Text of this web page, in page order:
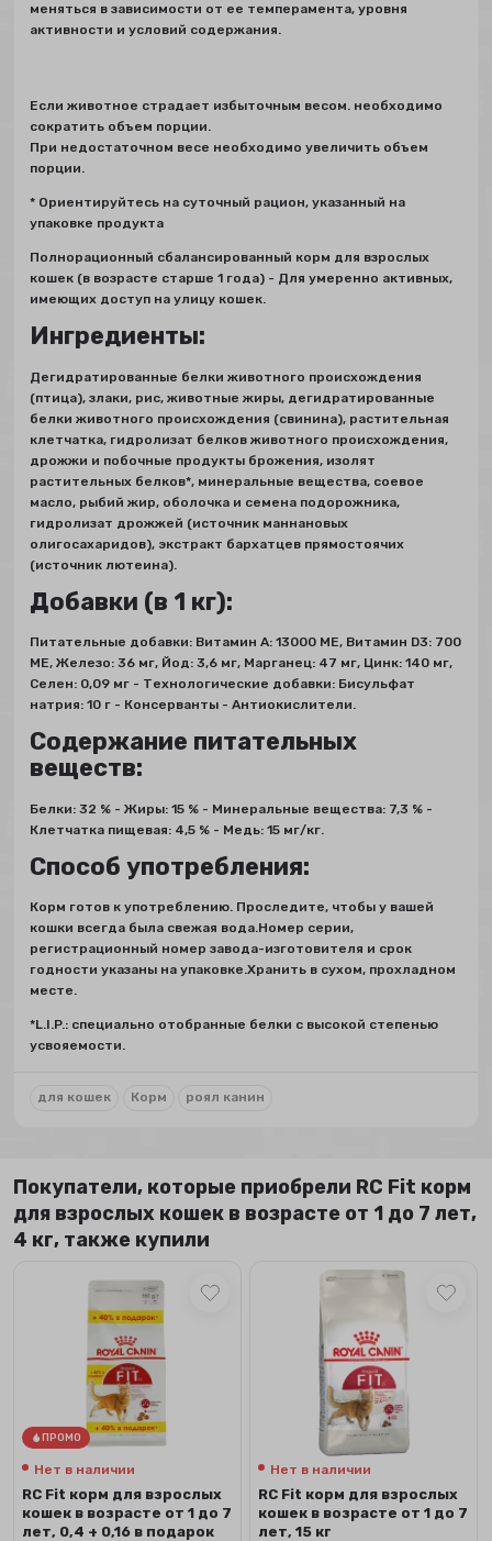
меняться в зависимости от ее темперамента, уровня
активности и условий содержания.
Если животное страдает избыточным весом. необходимо
сократить объем порции.
При недостаточном весе необходимо увеличить объем
порции.
* Ориентируйтесь на суточный рацион, указанный на
упаковке продукта
Полнорационный сбалансированный корм для взрослых
кошек (в возрасте старше 1 года) - Для умеренно активных,
имеющих доступ на улицу кошек.
Ингредиенты:
Дегидратированные белки животного происхождения
(птица), злаки, рис, животные жиры, дегидратированные
белки животного происхождения (свинина), растительная
клетчатка, гидролизат белков животного происхождения,
дрожжи и побочные продукты брожения, изолят
растительных белков*, минеральные вещества, соевое
масло, рыбий жир, оболочка и семена подорожника,
гидролизат дрожжей (источник мaннановых
олигосахаридов), экстракт бархатцев прямостоячих
(источник лютеина).
Добавки (в 1 кг):
Питательные добавки: Витамин A: 13000 ME, Витамин D3: 700
ME, Железо: 36 мг, Йод: 3,6 мг, Марганец: 47 мг, Цинк: 140 мг,
Ceлeн: 0,09 мг - Технологические добавки: Бисульфат
натрия: 10 г - Консерванты - Антиокислители.
Содержание питательных
веществ:
Белки: 32 % - Жиры: 15 % - Минеральные вещества: 7,3 % -
Клетчатка пищевая: 4,5 % - Медь: 15 мг/кг.
Способ употребления:
Корм готов к употреблению. Проследите, чтобы у вашей
кошки всегда была свежая вода.Номер серии,
регистрационный номер завода-изготовителя и срок
годности указаны на упаковке.Хранить в сухом, прохладном
месте.
*L.I.P.: специально отобранные белки с высокой степенью
усвояемости.
для кошек Корм роял канин
Покупатели, которые приобрели RC Fit корм
для взрослых кошек в возрасте от 1 до 7 лет,
4 кг, также купили
ПРОМО
Нет в наличии
RC Fit корм для взрослых
кошек в возрасте от 1 до 7
лет, 0,4 + 0,16 в подарок
Нет в наличии
RC Fit корм для взрослых
кошек в возрасте от 1 до 7
лет, 15 кг